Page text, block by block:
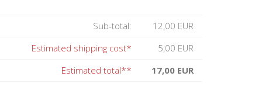
Sub-total:
12,00 EUR
Estimated shipping cost*
5,00 EUR
Estimated total**
17,00 EUR